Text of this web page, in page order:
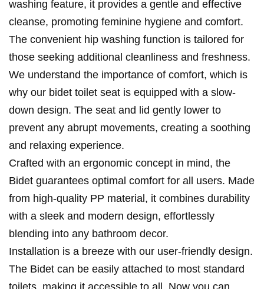
washing feature, it provides a gentle and effective
cleanse, promoting feminine hygiene and comfort.
The convenient hip washing function is tailored for
those seeking additional cleanliness and freshness.
We understand the importance of comfort, which is
why our bidet toilet seat is equipped with a slow-
down design. The seat and lid gently lower to
prevent any abrupt movements, creating a soothing
and relaxing experience.
Crafted with an ergonomic concept in mind, the
Bidet guarantees optimal comfort for all users. Made
from high-quality PP material, it combines durability
with a sleek and modern design, effortlessly
blending into any bathroom decor.
Installation is a breeze with our user-friendly design.
The Bidet can be easily attached to most standard